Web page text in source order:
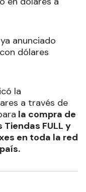
anunciado
dólares
la
a través de
la compra de
FULL y
en toda la red